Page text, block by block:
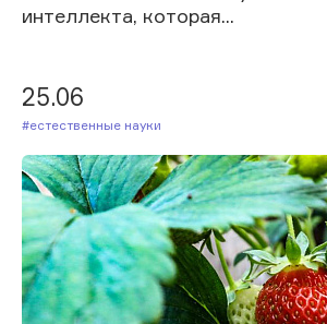
интеллекта, которая...
25.06
#Естественные науки